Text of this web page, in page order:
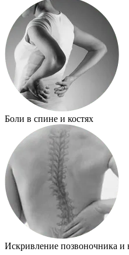
Боли в спине и костях
Искривление позвоночника и